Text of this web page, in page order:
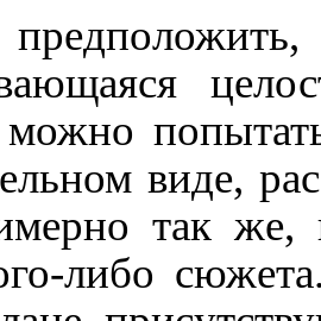
виде,
так
либо